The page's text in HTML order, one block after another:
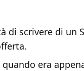
di scrivere di un
era